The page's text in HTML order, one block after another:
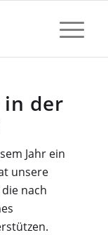
der
Jahr ein
unsere
nach